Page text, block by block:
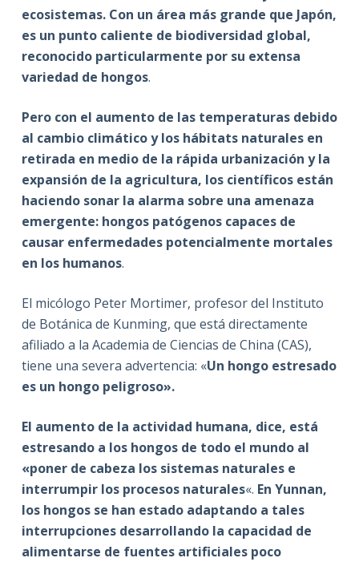
ecosistemas. Con un área más grande que Japón,
es un punto caliente de biodiversidad global,
reconocido particularmente por su extensa
variedad de hongos.
Pero con el aumento de las temperaturas debido
al cambio climático y los hábitats naturales en
retirada en medio de la rápida urbanización y la
expansión de la agricultura, los científicos están
haciendo sonar la alarma sobre una amenaza
emergente: hongos patógenos capaces de
causar enfermedades potencialmente mortales
en los humanos.
El micólogo Peter Mortimer, profesor del Instituto
de Botánica de Kunming, que está directamente
afiliado a la Academia de Ciencias de China (CAS),
tiene una severa advertencia: «Un hongo estresado
es un hongo peligroso».
El aumento de la actividad humana, dice, está
estresando a los hongos de todo el mundo al
«poner de cabeza los sistemas naturales e
interrumpir los procesos naturales«. En Yunnan,
los hongos se han estado adaptando a tales
interrupciones desarrollando la capacidad de
alimentarse de fuentes artificiales poco